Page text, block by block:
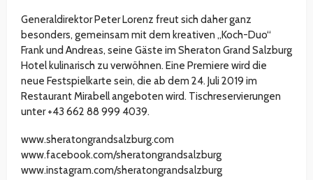
Generaldirektor Peter Lorenz freut sich daher ganz
besonders, gemeinsam mit dem kreativen „Koch-Duo“
Frank und Andreas, seine Gäste im Sheraton Grand Salzburg
Hotel kulinarisch zu verwöhnen. Eine Premiere wird die
neue Festspielkarte sein, die ab dem 24. Juli 2019 im
Restaurant Mirabell angeboten wird. Tischreservierungen
unter +43 662 88 999 4039.
www.sheratongrandsalzburg.com
www.facebook.com/sheratongrandsalzburg
www.instagram.com/sheratongrandsalzburg